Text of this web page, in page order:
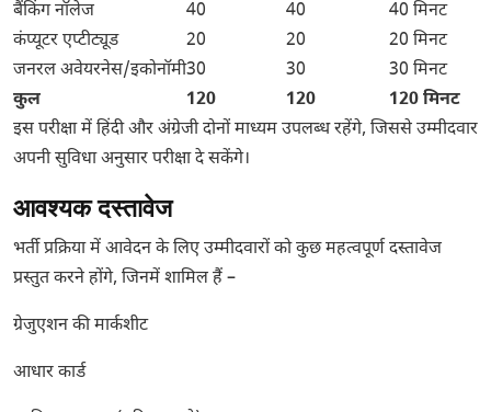
बैंकिंग नॉलेज
40 40
40 मिनट
कंप्यूटर एप्टीट्यूड
20 20
20 मिनट
जनरल अवेयरनेस/इकोनॉमी30 30
30 मिनट
कुल
120 120
120 मिनट
इस परीक्षा में हिंदी और अंग्रेजी दोनों माध्यम उपलब्ध रहेंगे, जिससे उम्मीदवार
अपनी सुविधा अनुसार परीक्षा दे सकेंगे।
आवश्यक दस्तावेज
भर्ती प्रक्रिया में आवेदन के लिए उम्मीदवारों को कुछ महत्वपूर्ण दस्तावेज
प्रस्तुत करने होंगे, जिनमें शामिल हैं –
ग्रेजुएशन की मार्कशीट
आधार कार्ड